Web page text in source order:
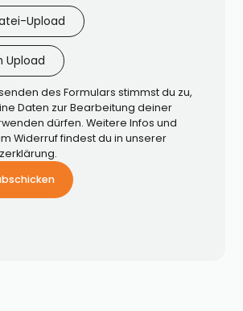
Upload
Upload
des Formulars stimmst du zu,
Daten zur Bearbeitung deiner
dürfen. Weitere Infos und
Widerruf findest du in unserer